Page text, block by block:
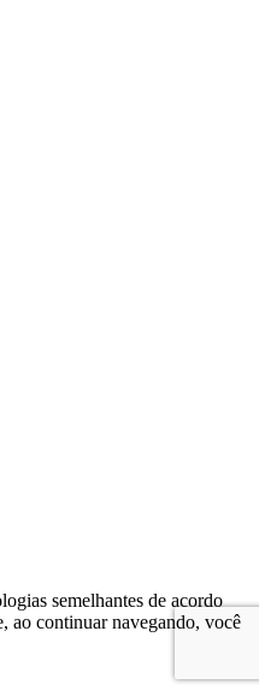
semelhantes de acordo
ao continuar navegando, você